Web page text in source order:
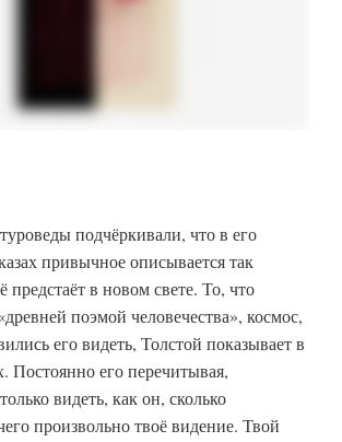
подчёркивали, что в его
привычное описывается так
предстаёт в новом свете. То, что
поэмой человечества», космос,
его видеть, Толстой показывает в
Постоянно его перечитывая,
видеть, как он, сколько
произвольно твоё видение. Твой